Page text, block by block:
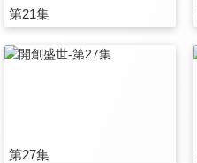
第21集
第27集